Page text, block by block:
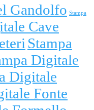
Gandolfo Stampa
Cave
Stampa
Digitale
Digitale
Fonte